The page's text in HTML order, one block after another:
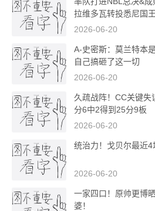
拉维多瓦转投悉尼国王
2026-06-20
A-史密斯：莫兰特本
自己搞砸了这一切
2026-06-20
久疏战阵！CC关键失
分6中2得到25分9板
2026-06-20
统治力！戈贝尔最近
2026-06-20
一家四口！原帅更博
婆！